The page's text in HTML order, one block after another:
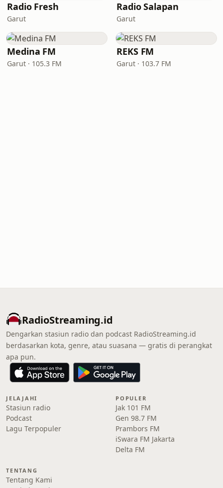
Radio Fresh
Garut
Radio Salapan
Garut
Medina FM
Garut · 105.3 FM
REKS FM
Garut · 103.7 FM
RadioStreaming.id
Dengarkan stasiun radio dan podcast RadioStreaming.id
berdasarkan kota, genre, atau suasana — gratis di perangkat
apa pun.
JELAJAHI
Stasiun radio
Podcast
Lagu Terpopuler
POPULER
Jak 101 FM
Gen 98.7 FM
Prambors FM
iSwara FM Jakarta
Delta FM
TENTANG
Tentang Kami